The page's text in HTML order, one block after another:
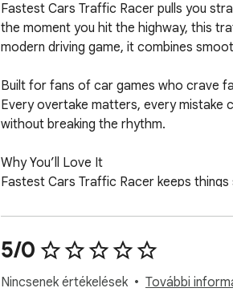
Fastest Cars Traffic Racer pulls you
the moment you hit the highway, this
modern driving game, it combines
Built for fans of car games who crave
Every overtake matters, every mistake
without breaking the rhythm.
Why You’ll Love It
Fastest Cars Traffic Racer keeps
If you enjoy car simulator mechanics
offering a strong sense of speed and
playstyle.
5/0
Nincsenek értékelések További